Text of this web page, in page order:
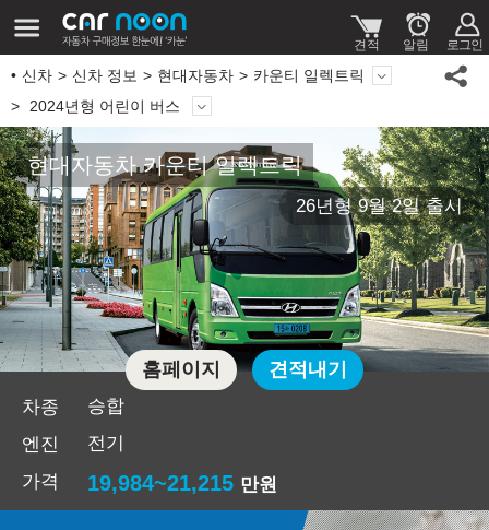
신차 신차 정보 현대자동차
카운티 일렉트릭
2024년형 어린이 버스
현대자동차 카운티 일렉트릭
26년형 9월 2일 출시
차종
승합
엔진
전기
가격
19,984~21,215 만원
홈페이지 견적내기